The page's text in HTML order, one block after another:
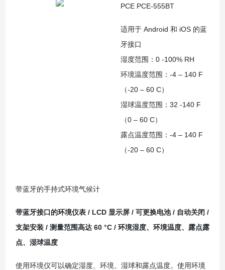
PCE PCE-555BT
适用于 Android 和 iOS 的蓝
牙接口
湿度范围：0 -100% RH
环境温度范围：-4 – 140 F
（-20 – 60 C）
湿球温度范围：32 -140 F
（0 – 60 C）
露点温度范围：-4 – 140 F
（-20 – 60 C）
带蓝牙的手持式环境气候计
带蓝牙接口的环境仪表 / LCD 显示屏 / 可更换电池 / 自动关闭 /
支架安装 / 测量范围高达 60 °C / 环境湿度、环境温度、露点露
点、湿球温度
使用环境仪可以确定湿度、环境、湿球和露点温度。使用环境